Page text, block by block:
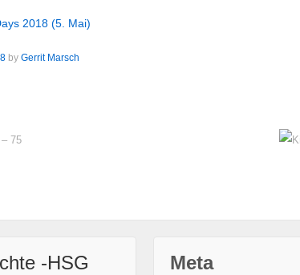
2018 (5. Mai)
by Gerrit Marsch
-HSG Meta